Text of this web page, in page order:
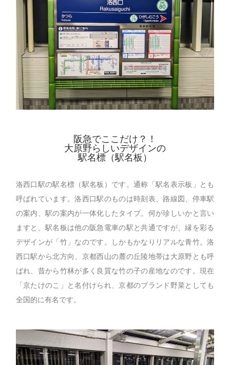
阪急でここだけ？！
大原野らしいデザインの
駅名標（駅名板）
洛西口駅の駅名標（駅名板）です。通称「駅名表示板」とも
呼ばれています。洛西口駅のものは時刻表、路線図、停車駅
の案内、駅の案内が一体化したタイプ。何が珍しいかと言い
ますと、駅名板は他の阪急電車の駅と共通ですが、縁を彩る
デザインが「竹」なのです。しかもかなりリアルな青竹。洛
西口駅から北方向、京都西山の麓の丘陵地帯は大原野とも呼
ばれ、昔から竹林が多く良質な竹の子の産地なのです。現在
「京たけのこ」と名付けられ、京都のブランド野菜としても
全国的に有名です。